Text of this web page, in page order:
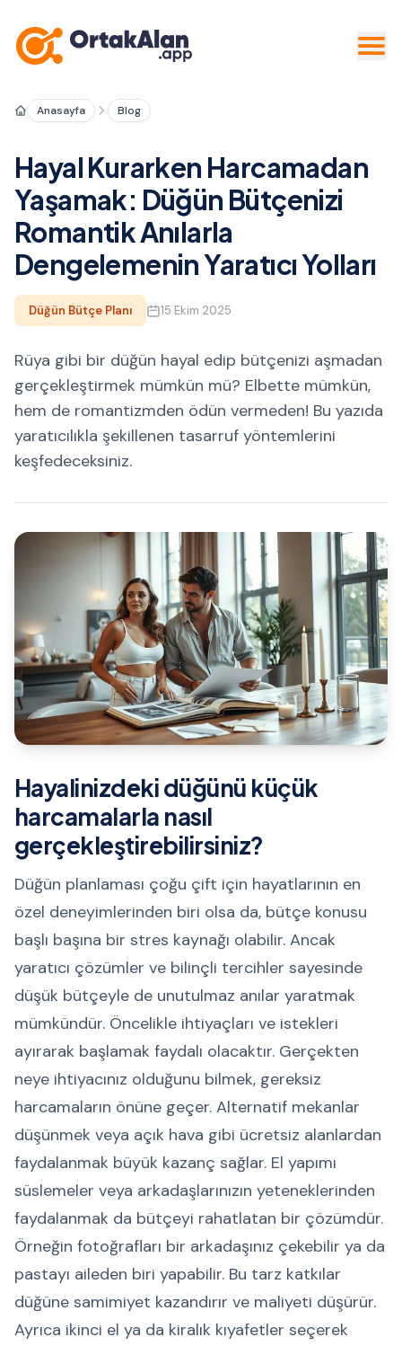
Anasayfa Blog
Hayal Kurarken Harcamadan
Yaşamak: Düğün Bütçenizi
Romantik Anılarla
Dengelemenin Yaratıcı Yolları
Düğün Bütçe Planı 15 Ekim 2025
Rüya gibi bir düğün hayal edip bütçenizi aşmadan
gerçekleştirmek mümkün mü? Elbette mümkün,
hem de romantizmden ödün vermeden! Bu yazıda
yaratıcılıkla şekillenen tasarruf yöntemlerini
keşfedeceksiniz.
Hayalinizdeki düğünü küçük
harcamalarla nasıl
gerçekleştirebilirsiniz?
Düğün planlaması çoğu çift için hayatlarının en
özel deneyimlerinden biri olsa da, bütçe konusu
başlı başına bir stres kaynağı olabilir. Ancak
yaratıcı çözümler ve bilinçli tercihler sayesinde
düşük bütçeyle de unutulmaz anılar yaratmak
mümkündür. Öncelikle ihtiyaçları ve istekleri
ayırarak başlamak faydalı olacaktır. Gerçekten
neye ihtiyacınız olduğunu bilmek, gereksiz
harcamaların önüne geçer. Alternatif mekanlar
düşünmek veya açık hava gibi ücretsiz alanlardan
faydalanmak büyük kazanç sağlar. El yapımı
süslemeler veya arkadaşlarınızın yeteneklerinden
faydalanmak da bütçeyi rahatlatan bir çözümdür.
Örneğin fotoğrafları bir arkadaşınız çekebilir ya da
pastayı aileden biri yapabilir. Bu tarz katkılar
düğüne samimiyet kazandırır ve maliyeti düşürür.
Ayrıca ikinci el ya da kiralık kıyafetler seçerek